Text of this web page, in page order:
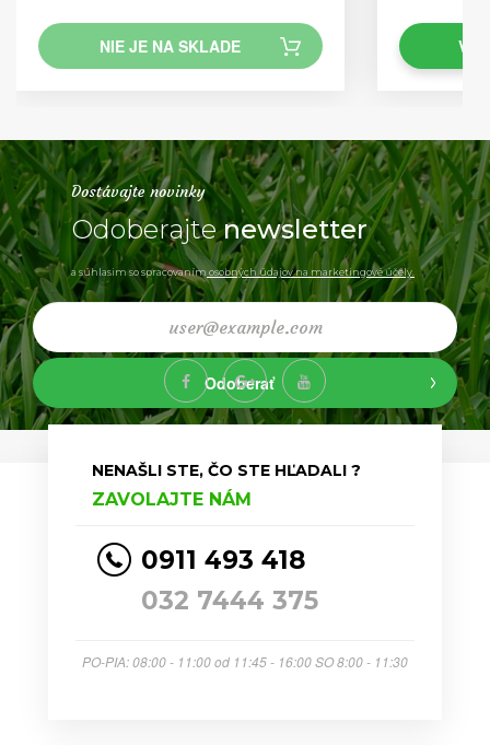
NIE JE NA SKLADE
Dostávajte novinky
Odoberajtenewsletter
a súhlasim so spracovaním osobných údajov na marketingové účely.
Odoberať
NENAŠLI STE, ČO STE HĽADALI ?
ZAVOLAJTE NÁM
0911 493 418
032 7444 375
PO-PIA: 08:00 - 11:00 od 11:45 - 16:00 SO 8:00 - 11:30